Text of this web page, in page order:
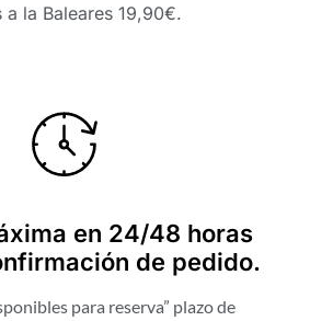
a la Baleares 19,90€.
en 24/48 horas
de pedido.
para reserva” plazo de